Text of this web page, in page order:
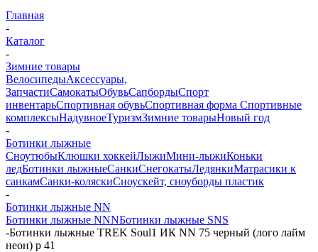
Главная
-
Каталог
-
Зимние товары
ВелосипедыАксессуары,
ЗапчастиСамокатыОбувьСапбордыСпорт
инвентарьСпортивная обувьСпортивная форма Спортивные
комплексыНадувноеТуризмЗимние товарыНовый год
-
Ботинки лыжные
СноутюбыКлюшки хоккейЛыжиМини-лыжиКоньки
ледБотинки лыжныеСанкиСнегокатыЛедянкиМатрасики к
санкамСанки-коляскиСноускейт, сноуборды пластик
-
Ботинки лыжные NN
Ботинки лыжные NNNБотинки лыжные SNS
-Ботинки лыжные TREK Soul1 ИК NN 75 черный (лого лайм
неон) р 41